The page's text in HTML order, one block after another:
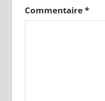
Commentaire*